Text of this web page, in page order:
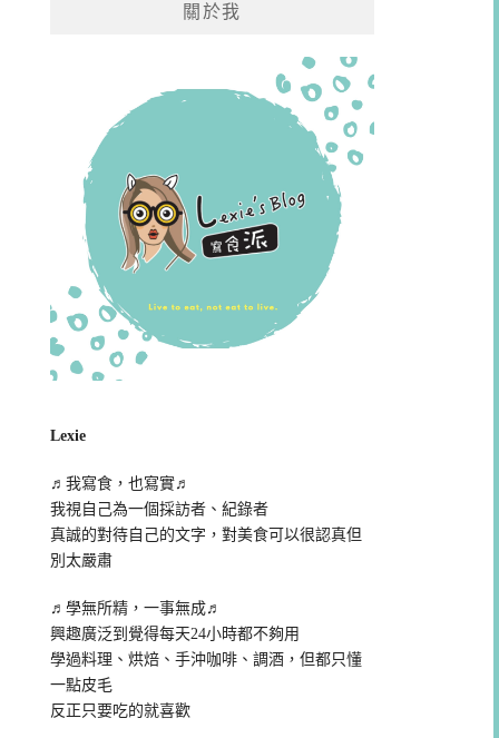
關於我
Lexie
♬我寫食，也寫實♬
我視自己為一個採訪者、紀錄者
真誠的對待自己的文字，對美食可以很認真但
別太嚴肅
♬學無所精，一事無成♬
興趣廣泛到覺得每天24小時都不夠用
學過料理、烘焙、手沖咖啡、調酒，但都只懂
一點皮毛
反正只要吃的就喜歡